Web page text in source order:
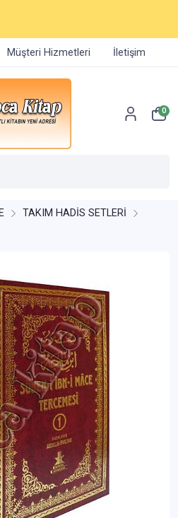
Müşteri Hizmetleri İletişim
0
TAKIM HADİS SETLERİ